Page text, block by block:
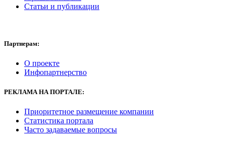
Статьи и публикации
Партнерам:
О проекте
Инфопартнерство
РЕКЛАМА НА ПОРТАЛЕ:
Приоритетное размещение компании
Статистика портала
Часто задаваемые вопросы